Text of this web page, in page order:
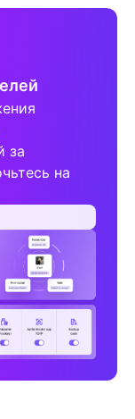
за
на